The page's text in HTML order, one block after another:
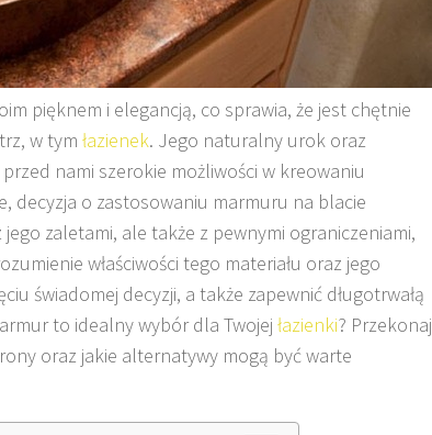
pięknem i elegancją, co sprawia, że jest chętnie
w tym łazienek. Jego naturalny urok oraz
nami szerokie możliwości w kreowaniu
decyzja o zastosowaniu marmuru na blacie
zaletami, ale także z pewnymi ograniczeniami,
właściwości tego materiału oraz jego
świadomej decyzji, a także zapewnić długotrwałą
to idealny wybór dla Twojej łazienki? Przekonaj
oraz jakie alternatywy mogą być warte